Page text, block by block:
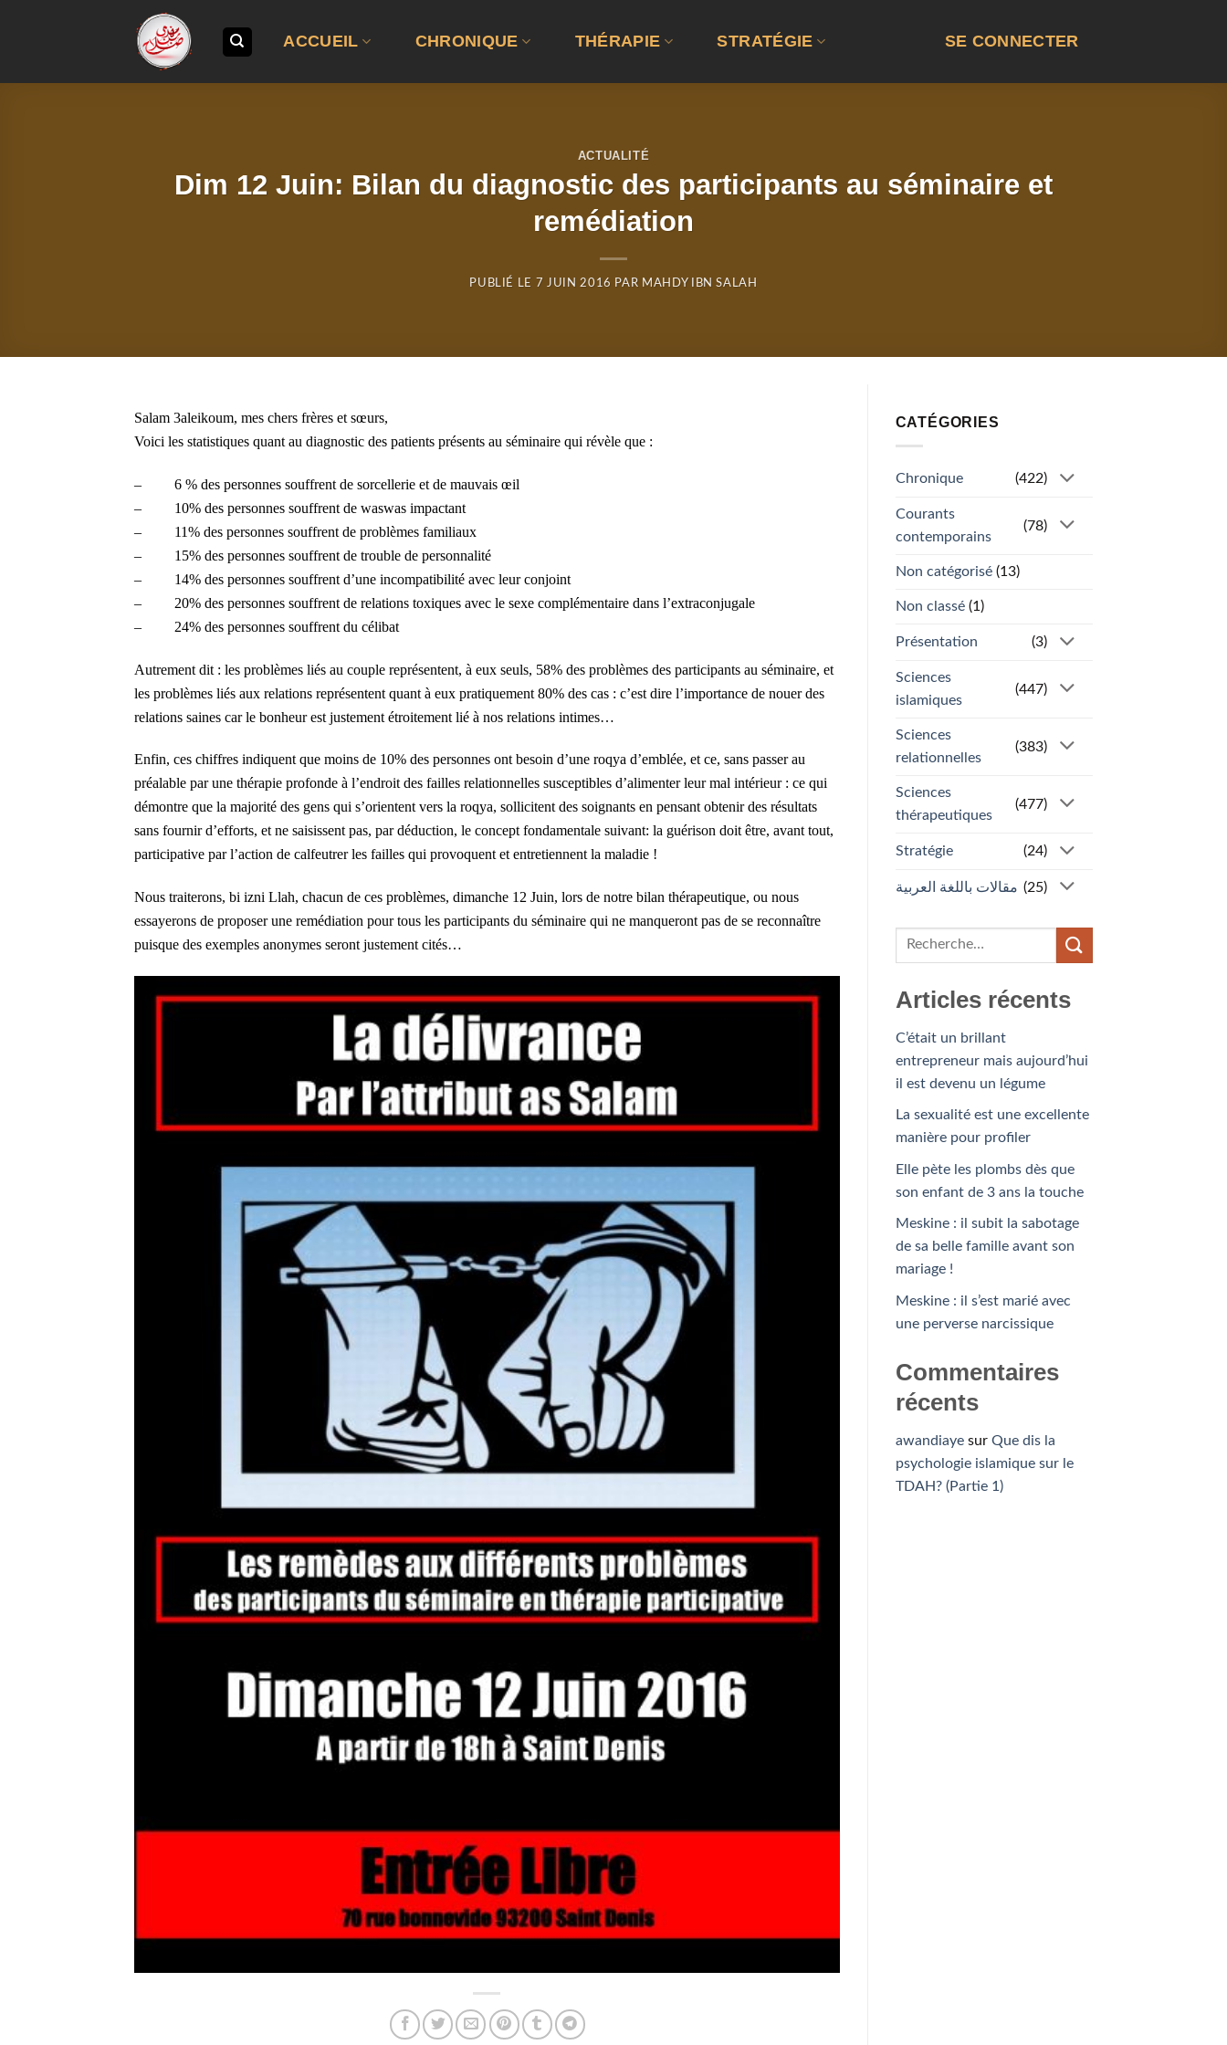
ACCUEIL CHRONIQUE THÉRAPIE STRATÉGIE SE CONNECTER
ACTUALITÉ
Dim 12 Juin: Bilan du diagnostic des participants au séminaire et
remédiation
PUBLIÉ LE 7 JUIN 2016 PAR MAHDY IBN SALAH
Salam 3aleikoum, mes chers frères et sœurs,
Voici les statistiques quant au diagnostic des patients présents au séminaire qui révèle que :
–
6 % des personnes souffrent de sorcellerie et de mauvais œil
–
10% des personnes souffrent de waswas impactant
–
11% des personnes souffrent de problèmes familiaux
–
15% des personnes souffrent de trouble de personnalité
–
14% des personnes souffrent d’une incompatibilité avec leur conjoint
–
20% des personnes souffrent de relations toxiques avec le sexe complémentaire dans l’extraconjugale
–
24% des personnes souffrent du célibat
Autrement dit : les problèmes liés au couple représentent, à eux seuls, 58% des problèmes des participants au séminaire, et
les problèmes liés aux relations représentent quant à eux pratiquement 80% des cas : c’est dire l’importance de nouer des
relations saines car le bonheur est justement étroitement lié à nos relations intimes…
Enfin, ces chiffres indiquent que moins de 10% des personnes ont besoin d’une roqya d’emblée, et ce, sans passer au
préalable par une thérapie profonde à l’endroit des failles relationnelles susceptibles d’alimenter leur mal intérieur : ce qui
démontre que la majorité des gens qui s’orientent vers la roqya, sollicitent des soignants en pensant obtenir des résultats
sans fournir d’efforts, et ne saisissent pas, par déduction, le concept fondamentale suivant: la guérison doit être, avant tout,
participative par l’action de calfeutrer les failles qui provoquent et entretiennent la maladie !
Nous traiterons, bi izni Llah, chacun de ces problèmes, dimanche 12 Juin, lors de notre bilan thérapeutique, ou nous
essayerons de proposer une remédiation pour tous les participants du séminaire qui ne manqueront pas de se reconnaître
puisque des exemples anonymes seront justement cités…
CATÉGORIES
Chronique (422)
Courants
contemporains
(78)
Non catégorisé(13)
Non classé(1)
Présentation (3)
Sciences
islamiques
(447)
Sciences
relationnelles
(383)
Sciences
thérapeutiques
(477)
Stratégie (24)
مقالات باللغة العربية (25)
Articles récents
C’était un brillant
entrepreneur mais aujourd’hui
il est devenu un légume
La sexualité est une excellente
manière pour profiler
Elle pète les plombs dès que
son enfant de 3 ans la touche
Meskine : il subit la sabotage
de sa belle famille avant son
mariage !
Meskine : il s’est marié avec
une perverse narcissique
Commentaires
récents
awandiayesur Que dis la
psychologie islamique sur le
TDAH? (Partie 1)